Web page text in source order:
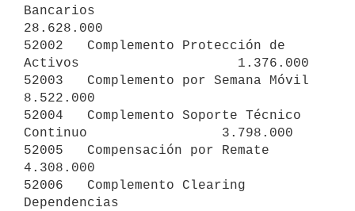
Bancarios
28.628.000
52002   Complemento Protección de
Activos                    1.376.000
52003   Complemento por Semana Móvil
8.522.000
52004   Complemento Soporte Técnico
Continuo                 3.798.000
52005   Compensación por Remate
4.308.000
52006   Complemento Clearing
Dependencias